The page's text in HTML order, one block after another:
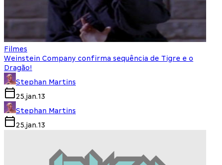
Filmes
Weinstein Company confirma sequência de Tigre e o
Dragão!
Stephan Martins
25.jan.13
Stephan Martins
25.jan.13